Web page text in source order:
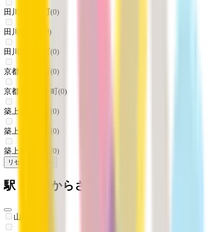
田川郡大任町(0)
田川郡赤村 0)
田川郡福智町(0)
京都郡苅田町(0)
京都郡みやこ町(0)
築上郡吉富町 (0)
築上郡上毛町 (0)
築上郡築上町 (0)
リセット
駅・沿線からさがす
山陽新幹線